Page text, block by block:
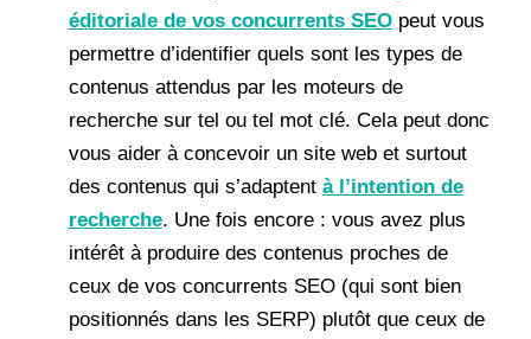
éditoriale de vos concurrents SEOpeut vous
permettre d’identifier quels sont les types de
contenus attendus par les moteurs de
recherche sur tel ou tel mot clé. Cela peut donc
vous aider à concevoir un site web et surtout
des contenus qui s’adaptent à l’intention de
recherche. Une fois encore : vous avez plus
intérêt à produire des contenus proches de
ceux de vos concurrents SEO (qui sont bien
positionnés dans les SERP) plutôt que ceux de